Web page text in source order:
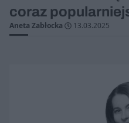
coraz
Aneta Zabłocka 13.03.2025